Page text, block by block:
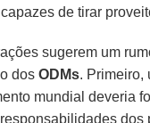
de tirar
sugerem um
dosODMs. Primeiro,
mundial deveria
dos